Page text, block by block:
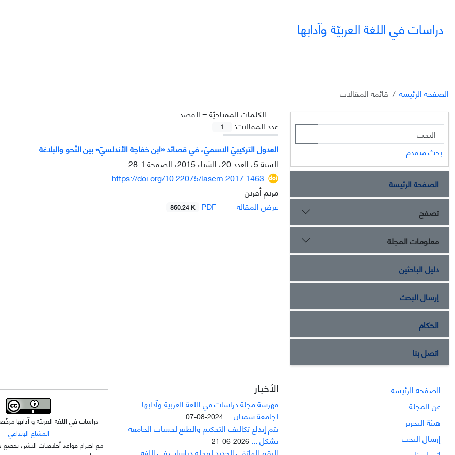
دراسات في اللغة العربيّة وآدابها
الصفحة الرئيسة
قائمة المقالات
الکلمات المفتاحيّة =القصد
عدد المقالات:
1
العدول التركيبيّ الاسميّ، في قصائد «ابن خفاجة الأندلسيّ» بين النّحو والبلاغة
السنة 5، العدد 20، الشتاء 2015، الصفحة
1-28
https://doi.org/10.22075/lasem.2017.1463
مريم أقرين
عرض المقالة
860.24 K
بحث متقدم
الصفحة الرئيسة
تصفح
معلومات المجلة
دليل الباحثين
إرسال البحث
الحكام
اتصل بنا
الصفحة الرئيسة
عن المجلة
هيئة التحرير
إرسال البحث
الأخبار
فهرسة مجلة دراسات في اللغة العربية وآدابها
لجامعة سمنان ... 2024-08-07
يتم إيداع تکاليف التحکيم والطبع لحساب الجامعة
بشکل ... 2026-06-21
دراسات في اللغة العربيّة و آدابها
المشاع الإبداعي
مع احترام قواعد أخلاقيات النشر،